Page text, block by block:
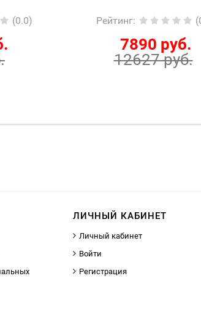
(0.0) Рейтинг:
7890 руб.
12627 руб.
ЛИЧНЫЙ КАБИНЕТ
Личный кабинет
Войти
Регистрация